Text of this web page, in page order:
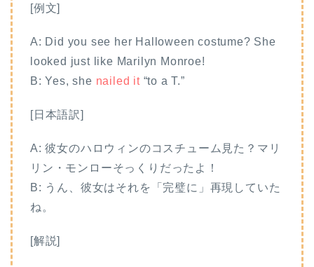
[例文]
A: Did you see her Halloween costume? She
looked just like Marilyn Monroe!
B: Yes, she nailed it“to a T.”
[日本語訳]
A: 彼女のハロウィンのコスチューム見た？マリ
リン・モンローそっくりだったよ！
B: うん、彼女はそれを「完璧に」再現していた
ね。
[解説]